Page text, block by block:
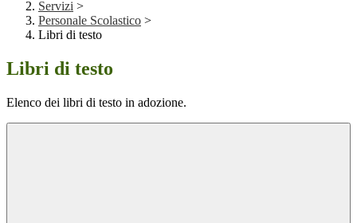
Servizi >
Personale Scolastico >
Libri di testo
Libri di testo
Elenco dei libri di testo in adozione.